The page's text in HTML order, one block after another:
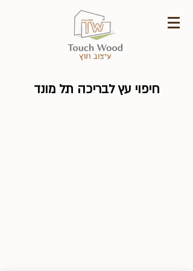
חיפוי עץ לבריכה תל מונד